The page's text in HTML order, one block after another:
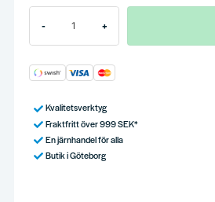
- +
Kvalitetsverktyg
Fraktfritt över 999 SEK*
En järnhandel för alla
Butik i Göteborg